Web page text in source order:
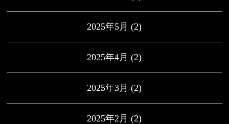
2025年5月 (2)
2025年4月 (2)
2025年3月 (2)
2025年2月 (2)